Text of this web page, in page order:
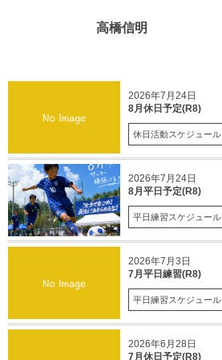
高橋信明
2026年7月24日
8月休日予定(R8)
休日活動スケジュール
2026年7月24日
8月平日予定(R8)
平日練習スケジュール
2026年7月3日
7月平日練習(R8)
平日練習スケジュール
2026年6月28日
7月休日予定(R8)